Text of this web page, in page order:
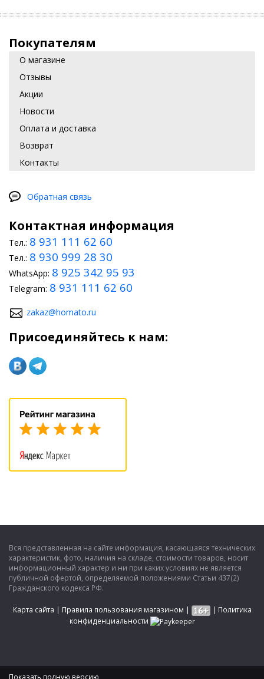
Покупателям
О магазине
Отзывы
Акции
Новости
Оплата и доставка
Возврат
Контакты
Обратная связь
Контактная информация
Тел.: 8 931 111 62 60
Тел.: 8 930 999 28 30
WhatsApp: 8 925 342 95 93
Telegram: 8 931 111 62 60
zakaz@homato.ru
Присоединяйтесь к нам:
Вся представленная на сайте информация, касающаяся технических
характеристик, фото, наличия на складе, стоимости товаров, носит
информационный характер и ни при каких условиях не является
публичной офертой, определяемой положениями Статьи 437(2)
Гражданского кодекса РФ.
Карта сайта | Правила пользования магазином | | Политика
конфиденциальности
Показать полную версию